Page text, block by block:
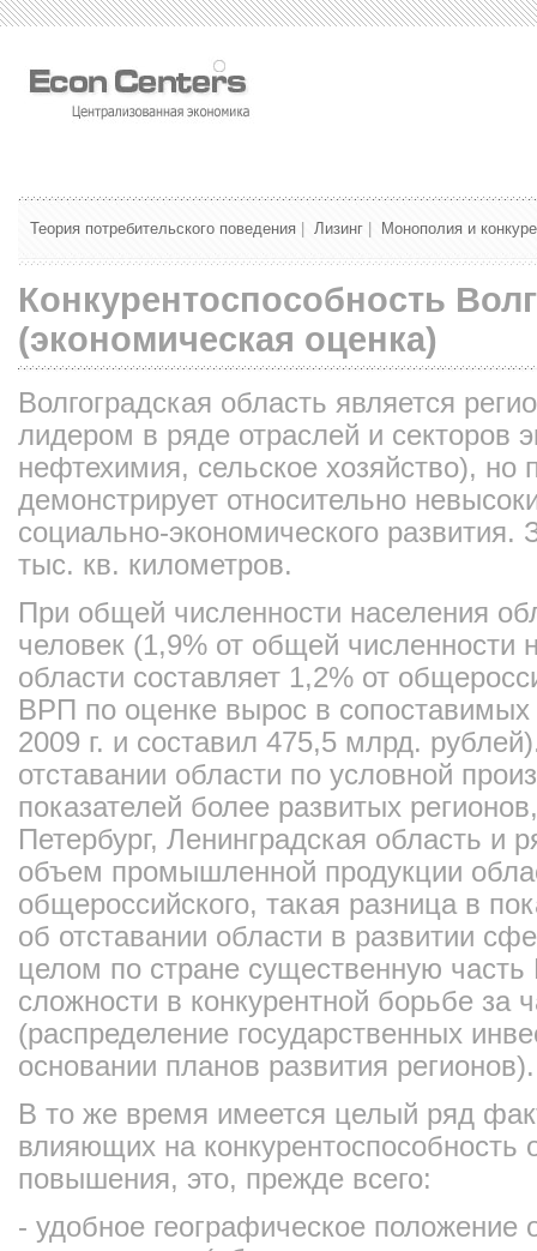
Теория потребительского поведения Лизинг Монополия и
Конкурентоспособность
(экономическая оценка)
Волгоградская область является
лидером в ряде отраслей и секторов
нефтехимия, сельское хозяйство), но
демонстрирует относительно
социально-экономического
тыс. кв. километров.
При общей численности населения
человек (1,9% от общей
области составляет 1,2% от
ВРП по оценке вырос в
2009 г. и составил 475,5 млрд.
отставании области по условной
показателей более развитых
Петербург, Ленинградская область и
объем промышленной продукции
общероссийского, такая разница в
об отставании области в развитии
целом по стране существенную
сложности в конкурентной борьбе за
(распределение государственных
основании планов развития регионов).
В то же время имеется целый ряд
влияющих на конкурентоспособность
повышения, это, прежде всего:
- удобное географическое положение